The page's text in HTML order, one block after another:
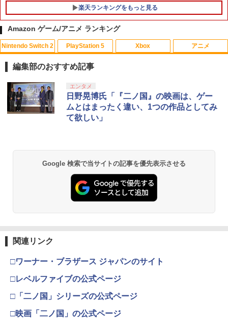
楽天ランキングをもっと見る
1
FPS エイム アシストキャップ PS5 PS4
コントローラ 対応 Playstation プレイス
テーション 対戦 APEX cod フォトナ FP
パープル オレンジ シューティングゲー
ム アクションゲーム プレステ プレステ5
プレステ4
￥680
PS5 SONY純正USBケーブル CtoC PS5
後期型 単品
￥1,500
ジャパン アストロボット Destiny 2
￥1,780
4
プロフリーク V2 凹凸型 NIRU 白黒 PRO
1
【中古】【未使用品】モアナと伝説の海
2 [純正ブルーレイ＋純正ケース]
A】
u-ray BOX【Blu-ray】 [ 谷口崇 ]
4
新劇場版銀魂 -吉原大炎上ー (完全生産限
Amazon ゲーム/アニメ ランキング
Nintendo Switch 2
1
スプラトゥーン レイダース|オンライン
コード版
￥5,832
スプラトゥーン レイダース -Switch2
4
ニンテンドープリペイド番号 9000円|オ
PlayStation 5
1
PlayStation 5 デジタル・エディション
日本語専用 Console Language: Japan
ese only (CFI-2200B01)
￥55,000
Beast of Reincarnation -PS5 【特典】
プロダクトコード 封入
￥7,286
￥11,980
【純正品】DualSense ワイヤレスコン
ZCT2J01)
Xbox
1
【純正品】Xbox ワイヤレス コントロー
ラー + USB-C® ケーブル
￥8,300
【純正品】Xbox ワイヤレス コントロー
ラー (ロボット ホワイト)
￥7,681
【純正品】Xbox ワイヤレス コントロー
4
【純正品】Xbox 充電式バッテリー + US
￥2,618
アニメ
1
劇場版「鬼滅の刃」無限城編 第一章 猗
窩座再来 通常版 [Blu-ray]
￥3,982
劇場版「鬼滅の刃」無限城編 第一章 猗
窩座再来 通常版 [DVD]
￥3,523
(オリジナル特典:オリジナル巾着＋メー
カー特典:【坤と離】二振りの剣、十翼よ
り来たる！スタジオ描き下ろしイラスト
ボード付) [Blu-ray]
￥10,780
編集部のおすすめ記事
エンタメ
日野晃博氏「『二ノ国』の映画は、ゲー
ムとはまったく違い、1つの作品としてみ
て欲しい」
Google 検索で当サイトの記事を優先表示させる
関連リンク
□ワーナー・ブラザース ジャパンのサイト
□レベルファイブの公式ページ
□「二ノ国」シリーズの公式ページ
□映画「二ノ国」の公式ページ